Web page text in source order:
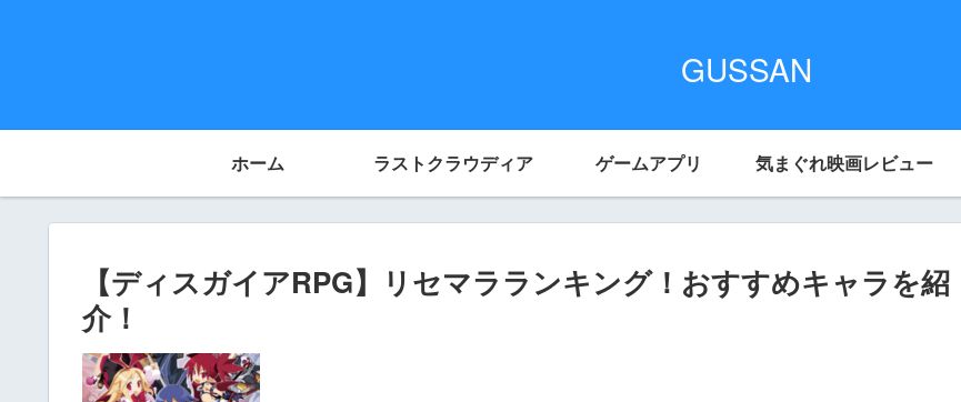
GUSSAN
ホーム ラストクラウディア ゲームアプリ 気まぐれ映画レビュー
【ディスガイアRPG】リセマラランキング！おすすめキャラを紹
介！